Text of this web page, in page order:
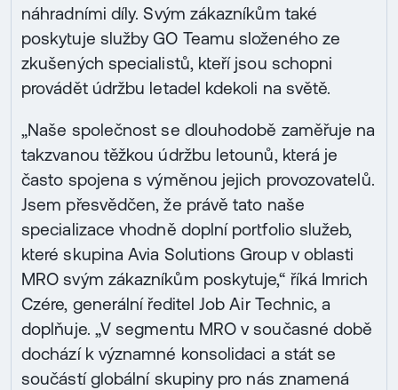
náhradními díly. Svým zákazníkům také
poskytuje služby GO Teamu složeného ze
zkušených specialistů, kteří jsou schopni
provádět údržbu letadel kdekoli na světě.
„Naše společnost se dlouhodobě zaměřuje na
takzvanou těžkou údržbu letounů, která je
často spojena s výměnou jejich provozovatelů.
Jsem přesvědčen, že právě tato naše
specializace vhodně doplní portfolio služeb,
které skupina Avia Solutions Group v oblasti
MRO svým zákazníkům poskytuje,“ říká Imrich
Czére, generální ředitel Job Air Technic, a
doplňuje. „V segmentu MRO v současné době
dochází k významné konsolidaci a stát se
součástí globální skupiny pro nás znamená